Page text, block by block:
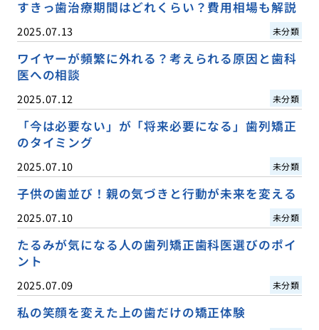
すきっ歯治療期間はどれくらい？費用相場も解説
2025.07.13 未分類
ワイヤーが頻繁に外れる？考えられる原因と歯科
医への相談
2025.07.12 未分類
「今は必要ない」が「将来必要になる」歯列矯正
のタイミング
2025.07.10 未分類
子供の歯並び！親の気づきと行動が未来を変える
2025.07.10 未分類
たるみが気になる人の歯列矯正歯科医選びのポイ
ント
2025.07.09 未分類
私の笑顔を変えた上の歯だけの矯正体験